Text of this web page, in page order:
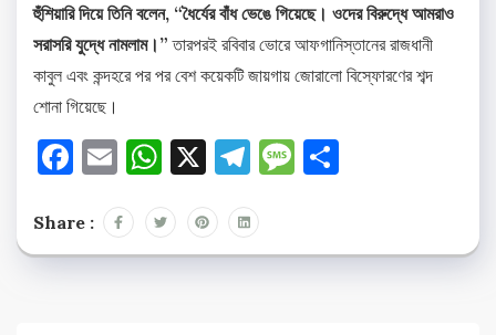
হুঁশিয়ারি দিয়ে তিনি বলেন, “ধৈর্যের বাঁধ ভেঙে গিয়েছে। ওদের বিরুদ্ধে আমরাও
সরাসরি যুদ্ধে নামলাম।” তারপরই রবিবার ভোরে আফগানিস্তানের রাজধানী
কাবুল এবং কন্দহরে পর পর বেশ কয়েকটি জায়গায় জোরালো বিস্ফোরণের শব্দ
শোনা গিয়েছে।
Facebook
EmailWhatsApp
X Telegram
Message
Share :